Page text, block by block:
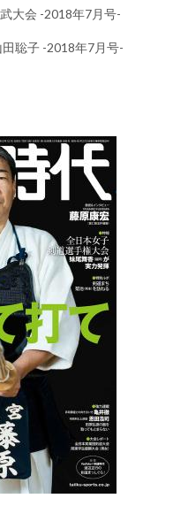
大会 -2018年7月号-
田聡子 -2018年7月号-